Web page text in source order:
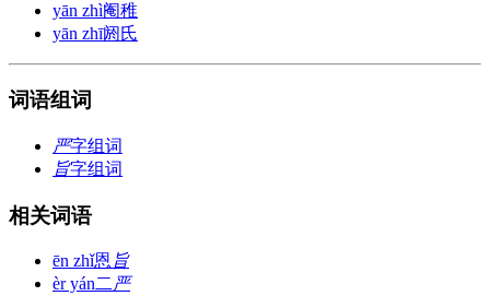
yān zhì阉稚
yān zhī阏氏
词语组词
严字组词
旨字组词
相关词语
ēn zhǐ恩 旨
èr yán二 严